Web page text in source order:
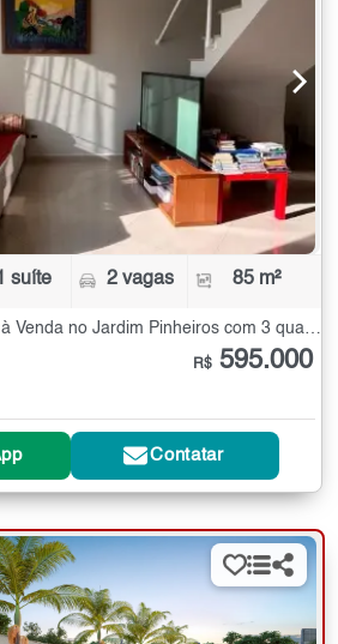
suíte 2 vagas 85 m²
R$ 595.000
Contatar